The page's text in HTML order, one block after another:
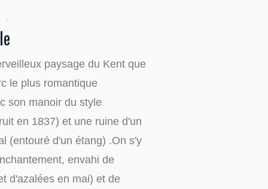
paysage du Kent que
le plus romantique
son manoir du style
en 1837) et une ruine d'un
(entouré d'un étang) .On s'y
envahi de
d'azalées en mai) et de